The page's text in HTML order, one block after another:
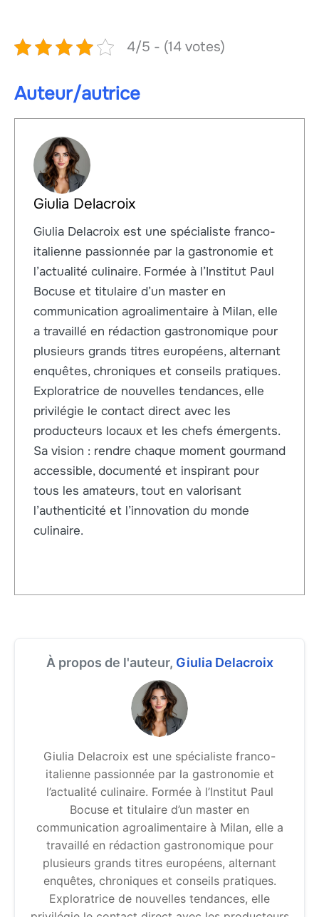
4/5 - (14 votes)
Auteur/autrice
Giulia Delacroix
Giulia Delacroix est une spécialiste franco-
italienne passionnée par la gastronomie et
l’actualité culinaire. Formée à l’Institut Paul
Bocuse et titulaire d’un master en
communication agroalimentaire à Milan, elle
a travaillé en rédaction gastronomique pour
plusieurs grands titres européens, alternant
enquêtes, chroniques et conseils pratiques.
Exploratrice de nouvelles tendances, elle
privilégie le contact direct avec les
producteurs locaux et les chefs émergents.
Sa vision : rendre chaque moment gourmand
accessible, documenté et inspirant pour
tous les amateurs, tout en valorisant
l’authenticité et l’innovation du monde
culinaire.
À propos de l'auteur, Giulia Delacroix
Giulia Delacroix est une spécialiste franco-
italienne passionnée par la gastronomie et
l’actualité culinaire. Formée à l’Institut Paul
Bocuse et titulaire d’un master en
communication agroalimentaire à Milan, elle a
travaillé en rédaction gastronomique pour
plusieurs grands titres européens, alternant
enquêtes, chroniques et conseils pratiques.
Exploratrice de nouvelles tendances, elle